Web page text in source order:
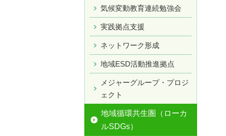
気候変動教育連続勉強会
実践拠点支援
ネットワーク形成
地域ESD活動推進拠点
メジャーグループ・プロジ
ェクト
地域循環共生圏（ローカ
ルSDGs）